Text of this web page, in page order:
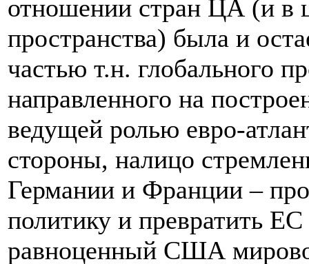
отношении стран ЦА (и в
пространства) была и
частью т.н. глобального
направленного на
ведущей ролью евро-
стороны, налицо
Германии и Франции –
политику и превратить
равноценный США